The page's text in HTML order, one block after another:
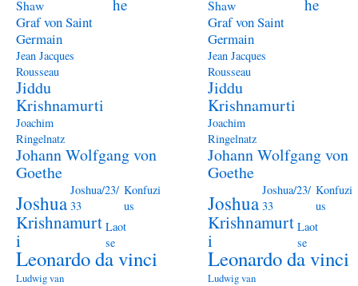
Shaw
he
Graf von Saint
Germain
Jean Jacques
Rousseau
Jiddu
Krishnamurti
Joachim
Ringelnatz
Johann Wolfgang von
Goethe
Joshua
Joshua/23/
33
Konfuzi
us
Krishnamurt
i
Laot
se
Leonardo da vinci
Ludwig van
Shaw
he
Graf von Saint
Germain
Jean Jacques
Rousseau
Jiddu
Krishnamurti
Joachim
Ringelnatz
Johann Wolfgang von
Goethe
Joshua
Joshua/23/
33
Konfuzi
us
Krishnamurt
i
Laot
se
Leonardo da vinci
Ludwig van